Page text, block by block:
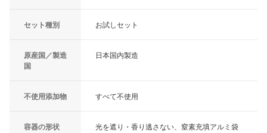
セット種別 お試しセット
原産国／製造
国
日本国内製造
不使用添加物 すべて不使用
容器の形状
光を遮り・香り逃さない、窒素充填アルミ袋